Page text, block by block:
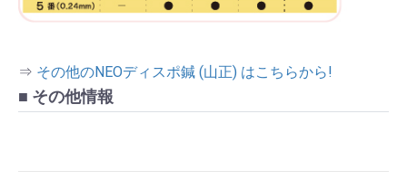
⇒ その他のNEOディスポ鍼 (山正) はこちらから!
■ その他情報